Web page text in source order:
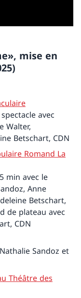
mise en
avec
Walter,
Betschart, CDN
Romand La
min avec le
Anne
Betschart,
de plateau avec
CDN
Sandoz et
Théâtre des